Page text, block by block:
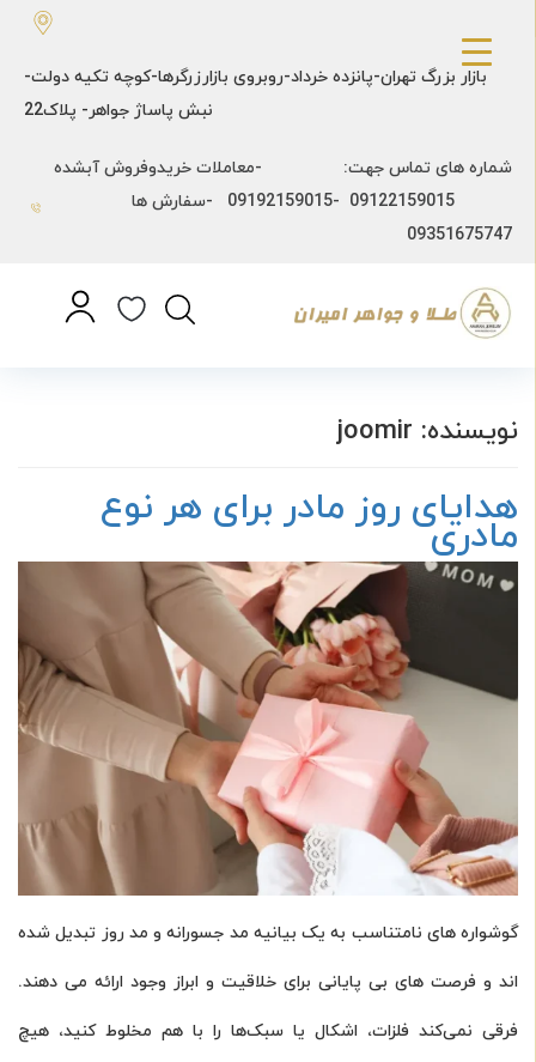
بازار بزرگ تهران-پانزده خرداد-روبروی بازارزرگرها-کوچه تکیه دولت-
نبش پاساژ جواهر- پلاک22
شماره های تماس جهت: -معاملات خریدوفروش آبشده
09122159015 -09192159015 -سفارش ها
09351675747
نویسنده: joomir
هدایای روز مادر برای هر نوع
مادری
گوشواره های نامتناسب به یک بیانیه مد جسورانه و مد روز تبدیل شده
اند و فرصت های بی پایانی برای خلاقیت و ابراز وجود ارائه می دهند.
فرقی نمی‌کند فلزات، اشکال یا سبک‌ها را با هم مخلوط کنید، هیچ